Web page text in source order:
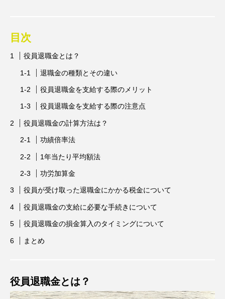
目次
役員退職金とは？
退職金の種類とその違い
役員退職金を支給する際のメリット
役員退職金を支給する際の注意点
役員退職金の計算方法は？
功績倍率法
1年当たり平均額法
功労加算金
役員が受け取った退職金にかかる税金について
役員退職金の支給に必要な手続きについて
役員退職金の損金算入のタイミングについて
まとめ
役員退職金とは？